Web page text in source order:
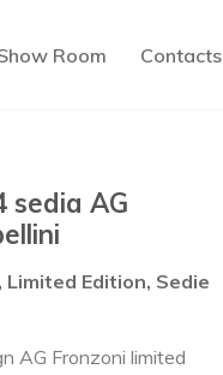
Room Contacts
sedia AG
Edition, Sedie
AG Fronzoni limited